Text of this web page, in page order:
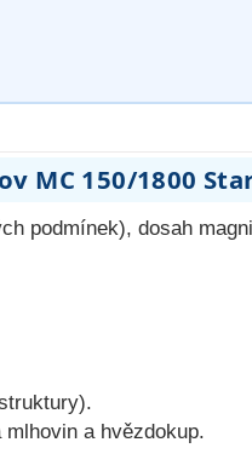
150/1800
podmínek), dosah
a hvězdokup.